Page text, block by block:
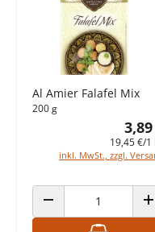
Al Amier Falafel Mix
200 g
19,45 €/1
inkl. MwSt., zzgl.
ANZAHL VERRINGERN